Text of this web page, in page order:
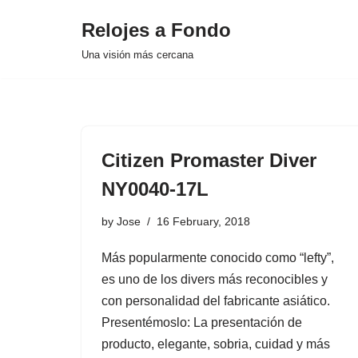
Relojes a Fondo
Una visión más cercana
Citizen Promaster Diver
NY0040-17L
by Jose 16 February, 2018
Más popularmente conocido como “lefty”,
es uno de los divers más reconocibles y
con personalidad del fabricante asiático.
Presentémoslo: La presentación de
producto, elegante, sobria, cuidad y más